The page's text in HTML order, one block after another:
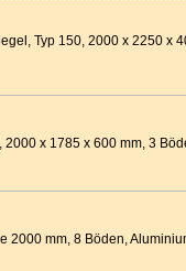
Typ 150, 2000 x 2250 x
x 1785 x 600 mm, 3
2000 mm, 8 Böden,